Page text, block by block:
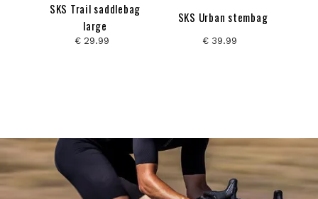
SKS Trail saddlebag
large
€ 29.99
SKS Urban stembag
€ 39.99